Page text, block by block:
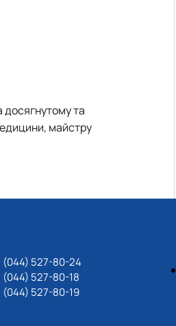
досягнутому та
майстру
(044) 527-80-24
(044) 527-80-18
(044) 527-80-19